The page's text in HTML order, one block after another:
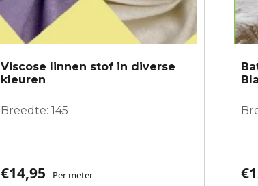
Viscose linnen stof in diverse
kleuren
Breedte: 145
€14,95 Per meter €